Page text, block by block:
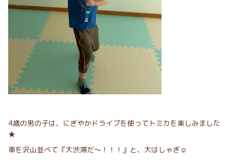
4歳の男の子は、にぎやかドライブを使ってトミカを楽しみました
★
車を沢山並べて『大渋滞だ～！！！』と、大はしゃぎ☺︎